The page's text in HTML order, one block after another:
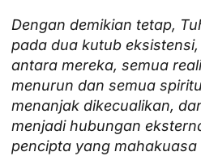
Dengan demikian tetap,
pada dua kutub
antara mereka, semua
menurun dan semua
menanjak dikecualikan,
menjadi hubungan
pencipta yang